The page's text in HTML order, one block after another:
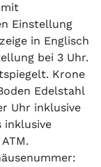
mit
Einstellung
in Englisch
bei 3 Uhr.
Krone
Edelstahl
Uhr inklusive
inklusive